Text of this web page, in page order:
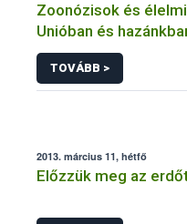
Zoonózisok és
Unióban és
TOVÁBB >
2013. március 11, hétfő
Előzzük meg az